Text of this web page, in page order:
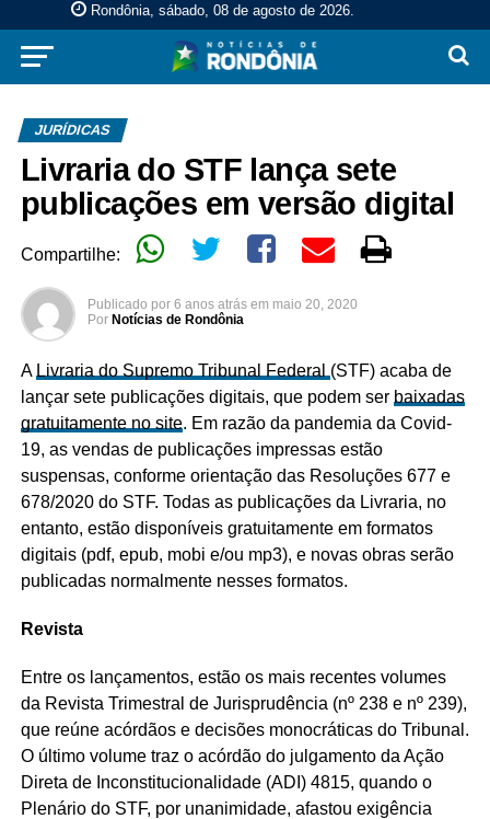
Rondônia, sábado, 08 de agosto de 2026.
JURÍDICAS
Livraria do STF lança sete
publicações em versão digital
Compartilhe:
Publicado por 6 anos atrás em maio 20, 2020
Por Notícias de Rondônia
A Livraria do Supremo Tribunal Federal (STF) acaba de
lançar sete publicações digitais, que podem ser baixadas
gratuitamente no site. Em razão da pandemia da Covid-
19, as vendas de publicações impressas estão
suspensas, conforme orientação das Resoluções 677 e
678/2020 do STF. Todas as publicações da Livraria, no
entanto, estão disponíveis gratuitamente em formatos
digitais (pdf, epub, mobi e/ou mp3), e novas obras serão
publicadas normalmente nesses formatos.
Revista
Entre os lançamentos, estão os mais recentes volumes
da Revista Trimestral de Jurisprudência (nº 238 e nº 239),
que reúne acórdãos e decisões monocráticas do Tribunal.
O último volume traz o acórdão do julgamento da Ação
Direta de Inconstitucionalidade (ADI) 4815, quando o
Plenário do STF, por unanimidade, afastou exigência